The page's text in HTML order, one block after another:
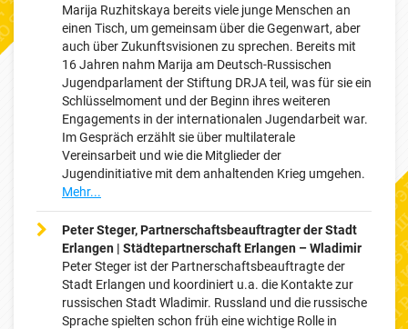
Marija Ruzhitskaya bereits viele junge Menschen an
einen Tisch, um gemeinsam über die Gegenwart, aber
auch über Zukunftsvisionen zu sprechen. Bereits mit
16 Jahren nahm Marija am Deutsch-Russischen
Jugendparlament der Stiftung DRJA teil, was für sie ein
Schlüsselmoment und der Beginn ihres weiteren
Engagements in der internationalen Jugendarbeit war.
Im Gespräch erzählt sie über multilaterale
Vereinsarbeit und wie die Mitglieder der
Jugendinitiative mit dem anhaltenden Krieg umgehen.
Mehr...
Peter Steger, Partnerschaftsbeauftragter der Stadt
Erlangen | Städtepartnerschaft Erlangen – Wladimir
Peter Steger ist der Partnerschaftsbeauftragte der
Stadt Erlangen und koordiniert u.a. die Kontakte zur
russischen Stadt Wladimir. Russland und die russische
Sprache spielten schon früh eine wichtige Rolle in